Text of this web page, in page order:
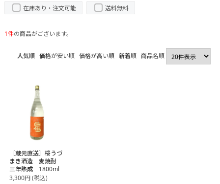
在庫あり・注文可能 送料無料
1件の商品がございます。
人気順 価格が安い順 価格が高い順 新着順 商品名順
［蔵元直送］桜うづ
まき酒造 麦焼酎
三年熟成 1800ml
3,300円(税込)